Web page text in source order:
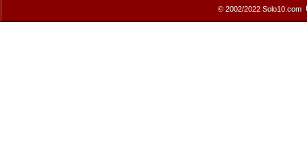
© 2002/2022 Solo10.com